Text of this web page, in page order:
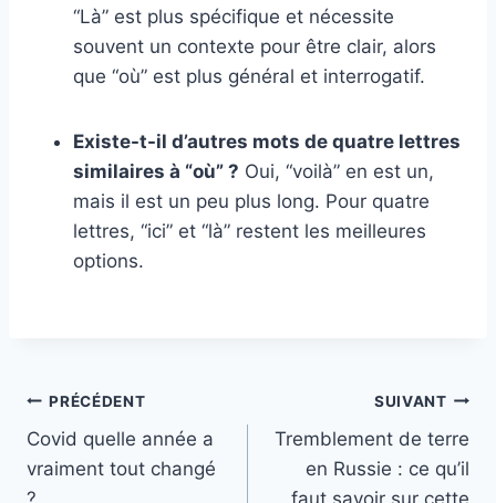
“Là” est plus spécifique et nécessite
souvent un contexte pour être clair, alors
que “où” est plus général et interrogatif.
Existe-t-il d’autres mots de quatre lettres
similaires à “où” ? Oui, “voilà” en est un,
mais il est un peu plus long. Pour quatre
lettres, “ici” et “là” restent les meilleures
options.
Navigation
de
PRÉCÉDENT
Covid quelle année a
vraiment tout changé
SUIVANT
Tremblement de terre
en Russie : ce qu’il